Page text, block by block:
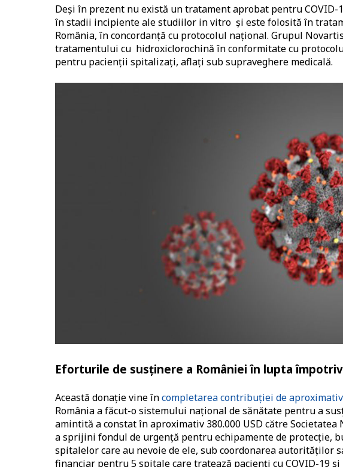
Deși în prezent nu există un tratament aprobat pentru
în stadii incipiente ale studiilor in vitro și este folosită în
România, în concordanță cu protocolul național. Grupul
tratamentului cu hidroxiclorochină în conformitate cu
pentru pacienții spitalizați, aflați sub supraveghere medicală.
Eforturile de susținere a României în lupta
Această donație vine încompletarea contribuției de aproximativ
România a făcut-o sistemului național de sănătate pentru a
amintită a constat în aproximativ 380.000 USD către
a sprijini fondul de urgență pentru echipamente de protecție,
spitalelor care au nevoie de ele, sub coordonarea autorităților
financiar pentru 5 spitale care tratează pacienți cu COVID-19 și